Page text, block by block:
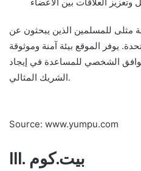
مثلى للمسلمين الذين يبحثون عن
يوفر الموقع بيئة آمنة وموثوقة
الشخصي للمساعدة في إيجاد
الشريك المثالي.
Source: www.yumpu.com
III. بيت.كوم